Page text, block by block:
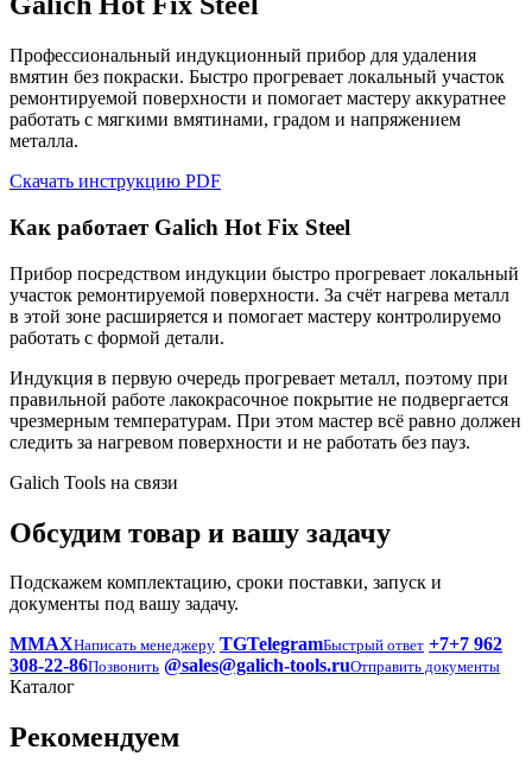
Профессиональный индукционный прибор для удаления
вмятин без покраски. Быстро прогревает локальный участок
ремонтируемой поверхности и помогает мастеру аккуратнее
работать с мягкими вмятинами, градом и напряжением
металла.
Скачать инструкцию PDF
Как работает Galich Hot Fix Steel
Прибор посредством индукции быстро прогревает локальный
участок ремонтируемой поверхности. За счёт нагрева металл
в этой зоне расширяется и помогает мастеру контролируемо
работать с формой детали.
Индукция в первую очередь прогревает металл, поэтому при
правильной работе лакокрасочное покрытие не подвергается
чрезмерным температурам. При этом мастер всё равно должен
следить за нагревом поверхности и не работать без пауз.
Galich Tools на связи
Обсудим товар и вашу задачу
Подскажем комплектацию, сроки поставки, запуск и
документы под вашу задачу.
MMAXНаписать менеджеру TGTelegramБыстрый ответ +7+7 962
308-22-86Позвонить @sales@galich-tools.ruОтправить документы
Каталог
Рекомендуем